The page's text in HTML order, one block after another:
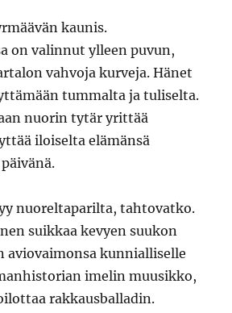
kaunis.
on valinnut ylleen puvun,
vahvoja kurveja. Hänet
tummalta ja tuliselta.
nuorin tytär yrittää
iloiselta elämänsä
nuoreltaparilta, tahtovatko.
suikkaa kevyen suukon
aviovaimonsa kunnialliselle
imelin muusikko,
rakkausballadin.